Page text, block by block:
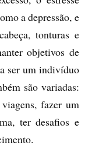
a depressão, e
tonturas e
objetivos de
ser um indivíduo
são variadas:
fazer um
ter desafios e